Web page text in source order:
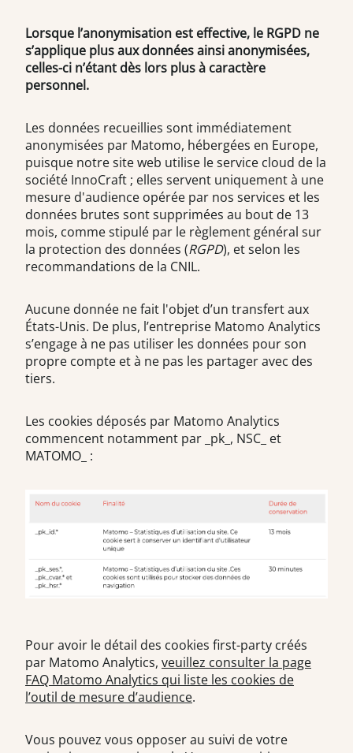
Lorsque l’anonymisation est effective, le RGPD ne
s’applique plus aux données ainsi anonymisées,
celles-ci n’étant dès lors plus à caractère
personnel.
Les données recueillies sont immédiatement
anonymisées par Matomo, hébergées en Europe,
puisque notre site web utilise le service cloud de la
société InnoCraft ; elles servent uniquement à une
mesure d'audience opérée par nos services et les
données brutes sont supprimées au bout de 13
mois, comme stipulé par le règlement général sur
la protection des données (RGPD), et selon les
recommandations de la CNIL.
Aucune donnée ne fait l'objet d’un transfert aux
États-Unis. De plus, l’entreprise Matomo Analytics
s’engage à ne pas utiliser les données pour son
propre compte et à ne pas les partager avec des
tiers.
Les cookies déposés par Matomo Analytics
commencent notamment par _pk_, NSC_ et
MATOMO_ :
Pour avoir le détail des cookies first-party créés
par Matomo Analytics, veuillez consulter la page
FAQ Matomo Analytics qui liste les cookies de
l’outil de mesure d’audience.
Vous pouvez vous opposer au suivi de votre